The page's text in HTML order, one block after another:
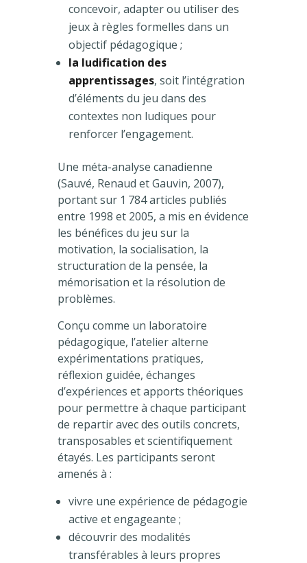
concevoir, adapter ou utiliser des
jeux à règles formelles dans un
objectif pédagogique ;
la ludification des
apprentissages, soit l’intégration
d’éléments du jeu dans des
contextes non ludiques pour
renforcer l’engagement.
Une méta-analyse canadienne
(Sauvé, Renaud et Gauvin, 2007),
portant sur 1 784 articles publiés
entre 1998 et 2005, a mis en évidence
les bénéfices du jeu sur la
motivation, la socialisation, la
structuration de la pensée, la
mémorisation et la résolution de
problèmes.
Conçu comme un laboratoire
pédagogique, l’atelier alterne
expérimentations pratiques,
réflexion guidée, échanges
d’expériences et apports théoriques
pour permettre à chaque participant
de repartir avec des outils concrets,
transposables et scientifiquement
étayés. Les participants seront
amenés à :
vivre une expérience de pédagogie
active et engageante ;
découvrir des modalités
transférables à leurs propres